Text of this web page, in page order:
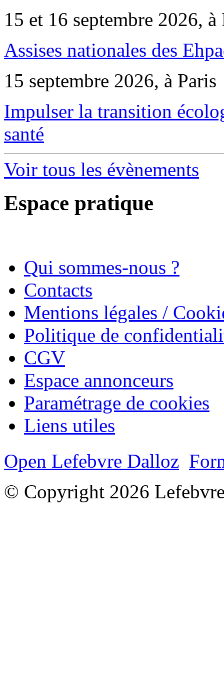
15 et 16 septembre 2026, à
Assises nationales des
15 septembre 2026, à Paris
Impulser la transition
santé
Voir tous les évènements
Espace pratique
Qui sommes-nous ?
Contacts
Mentions légales /
Politique de
CGV
Espace annonceurs
Paramétrage de cookies
Liens utiles
Open Lefebvre Dalloz
© Copyright 2026